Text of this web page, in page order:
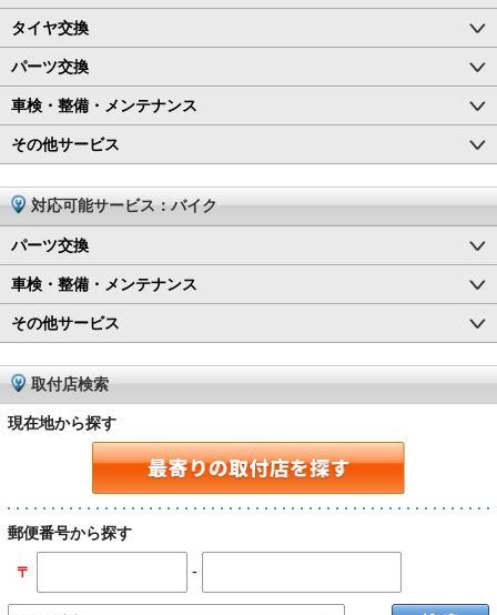
タイヤ交換
パーツ交換
車検・整備・メンテナンス
その他サービス
対応可能サービス：バイク
パーツ交換
車検・整備・メンテナンス
その他サービス
取付店検索
現在地から探す
郵便番号から探す
〒 -